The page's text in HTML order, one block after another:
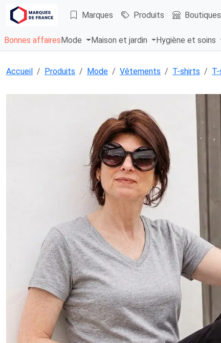
Marques Produits Boutiques
Bonnes affaires Mode Maison et jardin Hygiène et soins
Accueil Produits Mode Vêtements T-shirts